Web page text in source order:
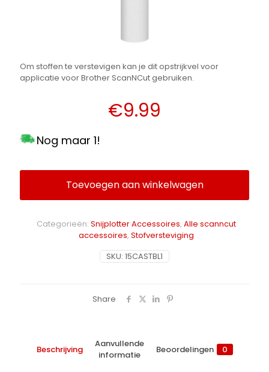
Om stoffen te verstevigen kan je dit opstrijkvel voor
applicatie voor Brother ScanNCut gebruiken.
€9.99
Nog maar 1!
Toevoegen aan winkelwagen
SKU: 15CASTBL1
Categorieën: Snijplotter Accessoires, Alle scanncut
accessoires, Stofversteviging
Share
Beschrijving
Aanvullende
informatie
Beoordelingen 0